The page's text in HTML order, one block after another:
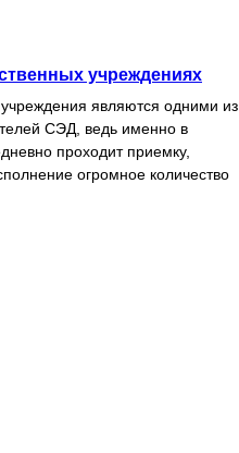
учреждениях
являются одними из
СЭД, ведь именно в
проходит приемку,
огромное количество